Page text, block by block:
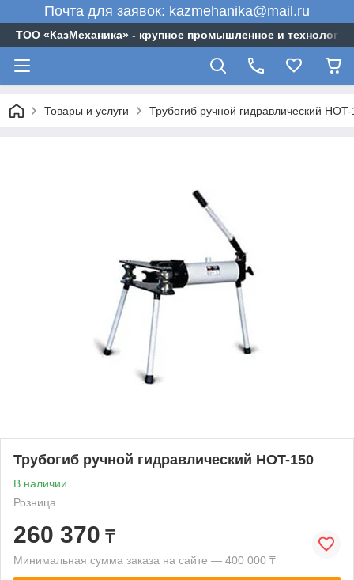
Почта для заявок: kazmehanika@mail.ru
ТОО «‎КазМеханика» - крупное промышленное и
Товары и услуги Трубогиб ручной гидравлический
Трубогиб ручной гидравлический HOT-150
В наличии
Розница
260 370 ₸
Минимальная сумма заказа на сайте — 400 000 ₸